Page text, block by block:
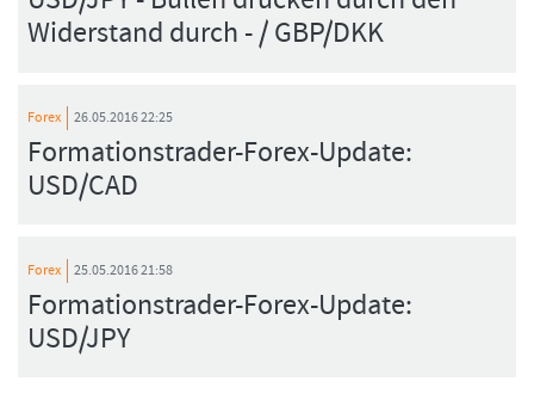
Widerstand durch - / GBP/DKK
Forex 26.05.2016 22:25
Formationstrader-Forex-Update:
USD/CAD
Forex 25.05.2016 21:58
Formationstrader-Forex-Update:
USD/JPY